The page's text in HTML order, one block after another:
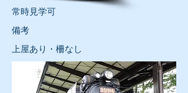
常時見学可
​備考
上屋あり・柵なし